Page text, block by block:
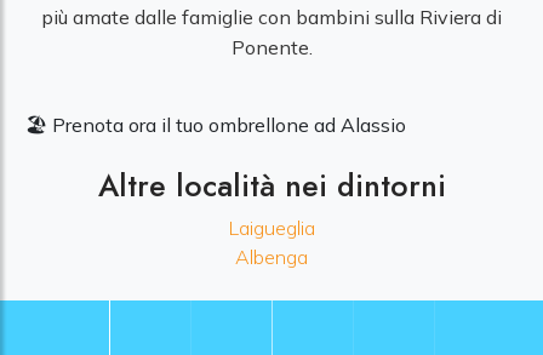
più amate dalle famiglie con bambini sulla Riviera di
Ponente.
🏖️ Prenota ora il tuo ombrellone ad Alassio
Altre località nei dintorni
Laigueglia
Albenga